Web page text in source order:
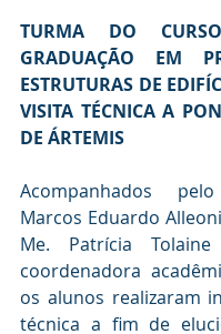
TURMA DO
GRADUAÇÃO EM
ESTRUTURAS DE
VISITA TÉCNICA A
DE ÁRTEMIS
Acompanhados
Marcos Eduardo
Me. Patrícia
coordenadora
os alunos realizaram
técnica a fim de